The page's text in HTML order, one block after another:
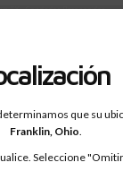
TX - Condados Reconocidos
2600
que su
Franklin, Ohio.
Seleccione